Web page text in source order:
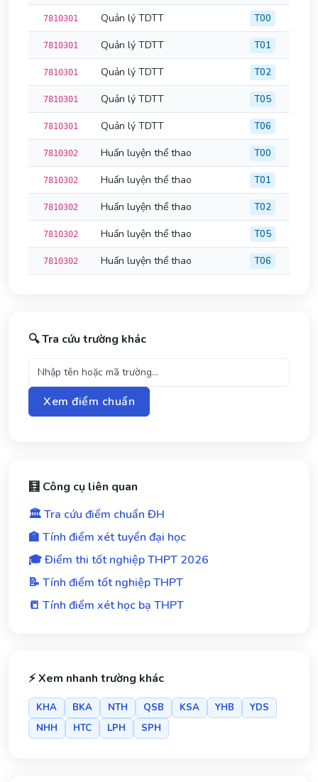
7810301 Quản lý TDTT T00
7810301 Quản lý TDTT T01
7810301 Quản lý TDTT T02
7810301 Quản lý TDTT T05
7810301 Quản lý TDTT T06
7810302 Huấn luyện thể thao T00
7810302 Huấn luyện thể thao T01
7810302 Huấn luyện thể thao T02
7810302 Huấn luyện thể thao T05
7810302 Huấn luyện thể thao T06
🔍 Tra cứu trường khác
Xem điểm chuẩn
🧮 Công cụ liên quan
🏛️ Tra cứu điểm chuẩn ĐH
🏫 Tính điểm xét tuyển đại học
🎓 Điểm thi tốt nghiệp THPT 2026
📝 Tính điểm tốt nghiệp THPT
📒 Tính điểm xét học bạ THPT
⚡ Xem nhanh trường khác
KHA BKA NTH QSB KSA YHB
YDS
NHH
HTC LPH SPH